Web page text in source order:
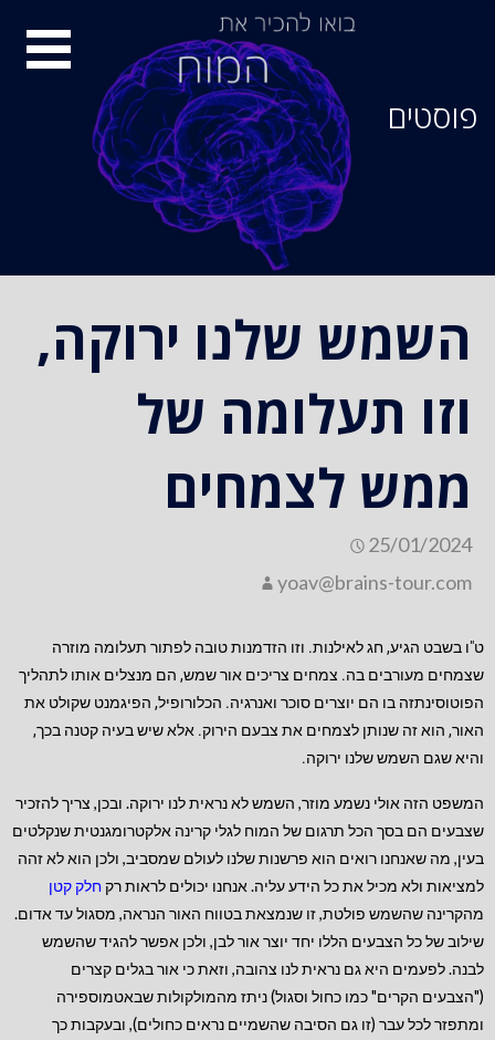
פוסטים
השמש שלנו ירוקה,
וזו תעלומה של
ממש לצמחים
25/01/2024
yoav@brains-tour.com
ט"ו בשבט הגיע, חג לאילנות. וזו הזדמנות טובה לפתור תעלומה מוזרה
שצמחים מעורבים בה. צמחים צריכים אור שמש, הם מנצלים אותו לתהליך
הפוטוסינתזה בו הם יוצרים סוכר ואנרגיה. הכלורופיל, הפיגמנט שקולט את
האור, הוא זה שנותן לצמחים את צבעם הירוק. אלא שיש בעיה קטנה בכך,
והיא שגם השמש שלנו ירוקה.
המשפט הזה אולי נשמע מוזר, השמש לא נראית לנו ירוקה. ובכן, צריך להזכיר
שצבעים הם בסך הכל תרגום של המוח לגלי קרינה אלקטרומגנטית שנקלטים
בעין, מה שאנחנו רואים הוא פרשנות שלנו לעולם שמסביב, ולכן הוא לא זהה
למציאות ולא מכיל את כל הידע עליה. אנחנו יכולים לראות רק חלק קטן
מהקרינה שהשמש פולטת, זו שנמצאת בטווח האור הנראה, מסגול עד אדום.
שילוב של כל הצבעים הללו יחד יוצר אור לבן, ולכן אפשר להגיד שהשמש
לבנה. לפעמים היא גם נראית לנו צהובה, וזאת כי אור בגלים קצרים
("הצבעים הקרים" כמו כחול וסגול) ניתז מהמולקולות שבאטמוספירה
ומתפזר לכל עבר (זו גם הסיבה שהשמיים נראים כחולים), ובעקבות כך